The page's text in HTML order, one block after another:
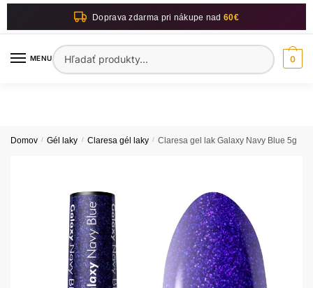
Skip
Skip
Doprava zdarma pri nákupe nad60€
MENUHľadať:
0
Domov / Gél laky / Claresa gél laky / Claresa gel lak Galaxy Navy Blue 5g